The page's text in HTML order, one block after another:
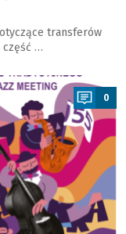
transferów
część …
0